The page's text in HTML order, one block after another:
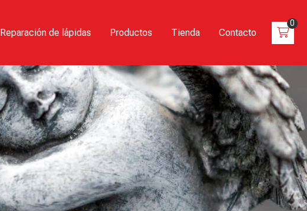
Reparación de lápidas Productos Tienda Contacto
0